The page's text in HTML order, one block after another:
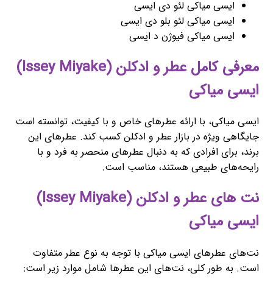
ایسی میاکی لئو دی ایسی
ایسی میاکی لئو بلو دی ایسی
ایسی میاکی فیوژن د ایسی
معرفی کامل عطر و ادکلن (Issey Miyake)
ایسی میاکی
ایسی میاکی، با ارائه عطرهای خاص و با کیفیت، توانسته است
جایگاهی ویژه در بازار عطر و ادکلن کسب کند. عطرهای این
برند، برای افرادی که به دنبال عطرهای منحصر به فرد و با
رایحه‌های طبیعی هستند، مناسب است.
نت های عطر و ادکلن (Issey Miyake)
ایسی میاکی
نت‌های عطرهای ایسی میاکی با توجه به نوع عطر متفاوت
است. به طور کلی، نت‌های این عطرها شامل موارد زیر است: